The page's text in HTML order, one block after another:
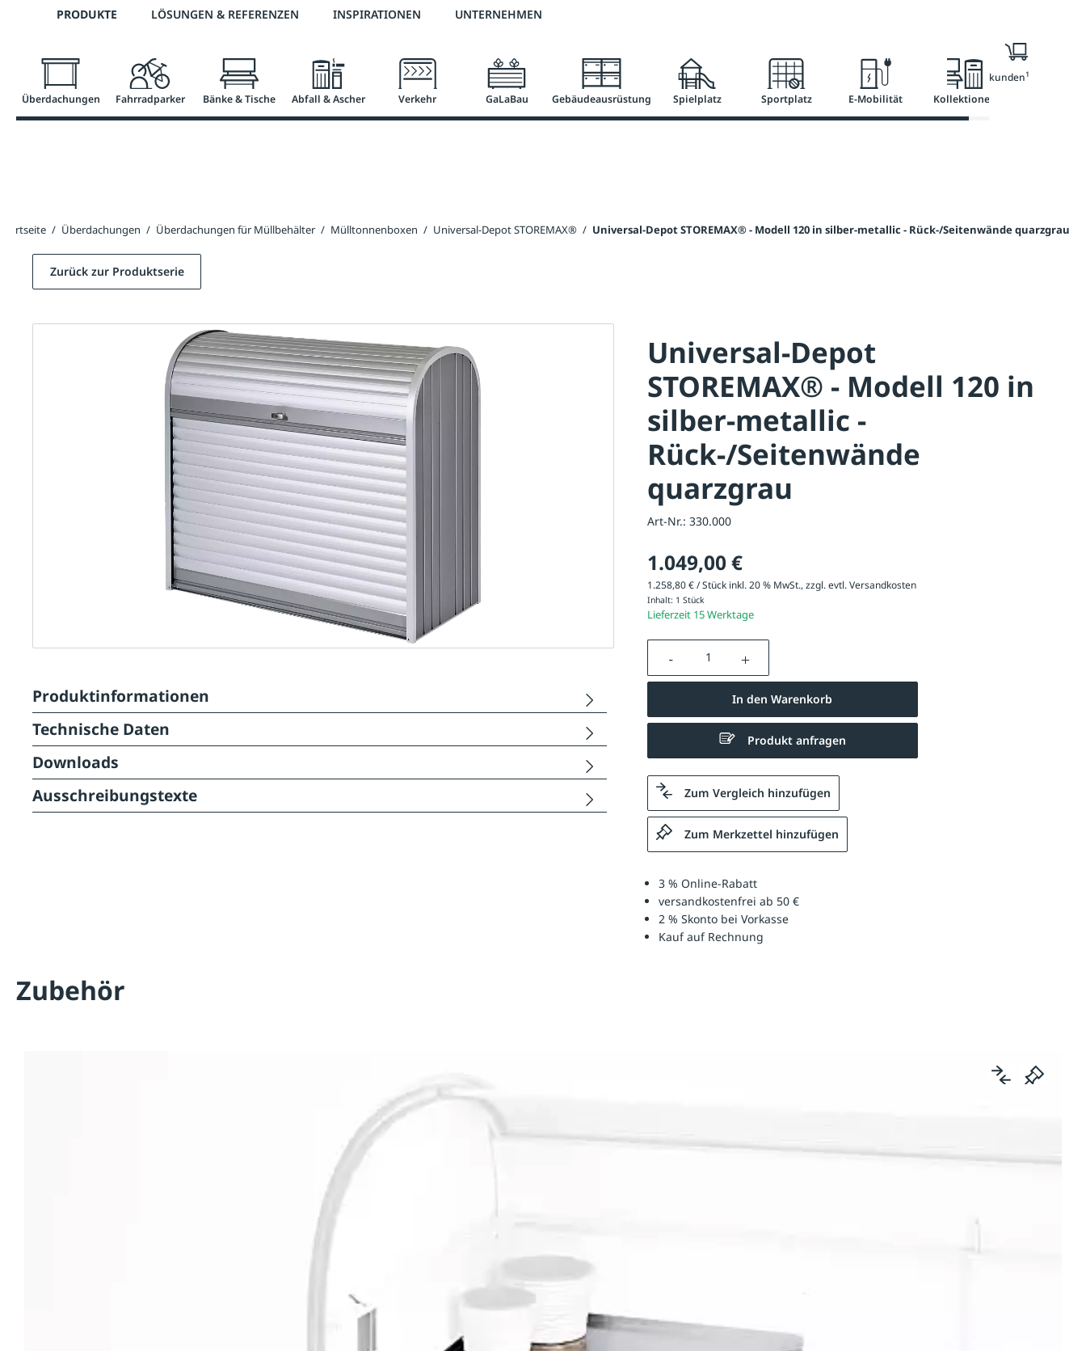
Zur Hauptnavigation springen
Telefon: +43 7672 95895 0 3 % Online-Rabatt versandkostenfrei ab 50 €
PRODUKTE LÖSUNGEN & REFERENZEN INSPIRATIONEN UNTERNEHMEN
Überdachungen Fahrradparker Bänke & Tische Abfall & Ascher Verkehr GaLaBau Gebäudeausrüstung Spielplatz Sportplatz E-Mobilität Kollektionen
Nur für Geschäftskunden1
Startseite / Überdachungen / Überdachungen für Müllbehälter / Mülltonnenboxen / Universal-Depot STOREMAX® / Universal-Depot STOREMAX® - Modell 120 in silber-metallic - Rück-/Seitenwände quarzgrau
Universal-Depot
STOREMAX® - Modell 120 in
silber-metallic -
Rück-/Seitenwände
quarzgrau
Art-Nr.: 330.000
1.049,00 €
1.258,80 € / Stück inkl. 20 % MwSt., zzgl. evtl.Versandkosten
Inhalt: 1 Stück
Lieferzeit 15 Werktage
Produkt Anzahl: Gib den gewünschten Wert ein oder
In den Warenkorb
Produkt anfragen
Zum Vergleich hinzufügen
Zum Merkzettel hinzufügen
3 % Online-Rabatt
versandkostenfrei ab 50 €
2 % Skonto bei Vorkasse
Kauf auf Rechnung
Zurück zur Produktserie
Produktinformationen
Technische Daten
Downloads
Ausschreibungstexte
Zubehör